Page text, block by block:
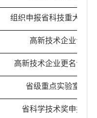
组织申报省科技重大专
高新技术企业认定
高新技术企业更名认定
省级重点实验室认
省科学技术奖申报推